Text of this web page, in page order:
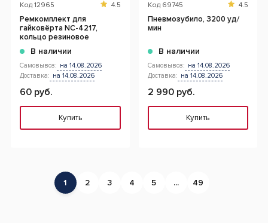
Код 12965 4.5
Ремкомплект для
гайковёрта NC-4217,
кольцо резиновое
В наличии
Самовывоз: на 14.08.2026
Доставка: на 14.08.2026
60 руб.
Купить
Код 69745 4.5
Пневмозубило, 3200 уд/
мин
В наличии
Самовывоз: на 14.08.2026
Доставка: на 14.08.2026
2 990 руб.
Купить
1 2 3 4 5 ... 49